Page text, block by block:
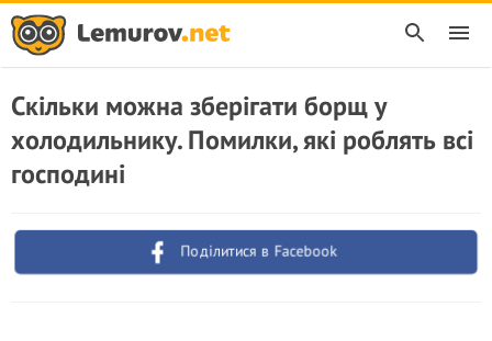
Скільки можна зберігати борщ у
холодильнику. Помилки, які роблять всі
господині
Поділитися в Facebook